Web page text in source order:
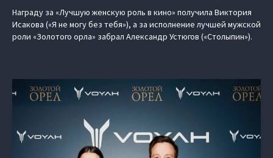
Награду за «Лучшую женскую роль в кино» получила Виктория
Исакова («Я не могу без тебя»), а за исполнение лучшей мужской
роли «Золотого орла» забрал Александр Устюгов («Столыпин»).